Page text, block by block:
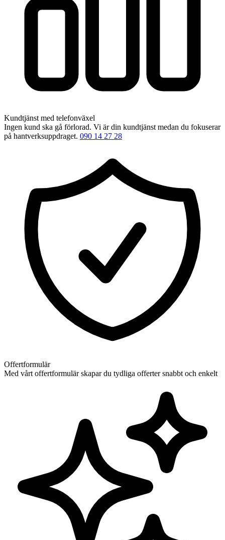
Kundtjänst med telefonväxel
Ingen kund ska gå förlorad. Vi är din kundtjänst medan du fokuserar
på hantverksuppdraget. 090 14 27 28
Offertformulär
Med vårt offertformulär skapar du tydliga offerter snabbt och enkelt